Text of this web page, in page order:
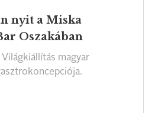
nyit a Miska
Oszakában
Világkiállítás magyar